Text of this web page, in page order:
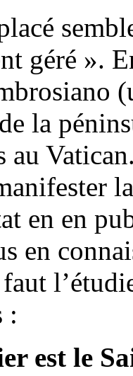
géré ».
la
au
en en
en
:
est le